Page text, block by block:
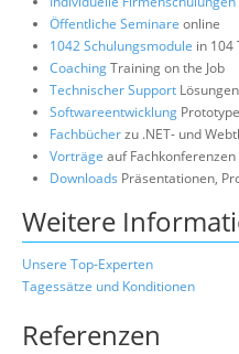
Öffentliche Seminare online
1042 Schulungsmodule in 104
CoachingTraining on the Job
Technischer Support
Softwareentwicklung
Fachbücherzu .NET- und
Vorträge auf
Downloads Präsentationen,
Weitere
Unsere Top-Experten
Tagessätze und Konditionen
Referenzen